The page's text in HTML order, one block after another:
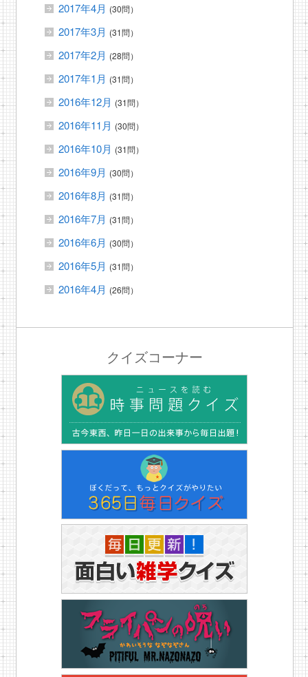
2017年4月 (30問）
2017年3月 (31問）
2017年2月 (28問）
2017年1月 (31問）
2016年12月 (31問）
2016年11月 (30問）
2016年10月 (31問）
2016年9月 (30問）
2016年8月 (31問）
2016年7月 (31問）
2016年6月 (30問）
2016年5月 (31問）
2016年4月 (26問）
クイズコーナー